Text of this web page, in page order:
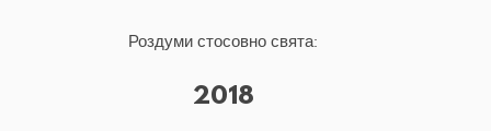
Роздуми стосовно свята:
2018